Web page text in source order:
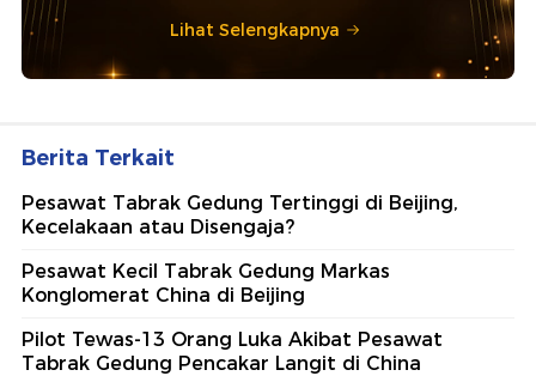
Lihat Selengkapnya
Berita Terkait
Pesawat Tabrak Gedung Tertinggi di Beijing,
Kecelakaan atau Disengaja?
Pesawat Kecil Tabrak Gedung Markas
Konglomerat China di Beijing
Pilot Tewas-13 Orang Luka Akibat Pesawat
Tabrak Gedung Pencakar Langit di China